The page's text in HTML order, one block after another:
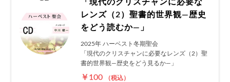
「現代のクリスチャンに必要な
レンズ（2）聖書的世界観―歴史
をどう読むか―」
2025年 ハーベスト冬期聖会
「現代のクリスチャンに必要なレンズ（2）聖
書的世界観―歴史をどう見るか―」
￥100 （税込）